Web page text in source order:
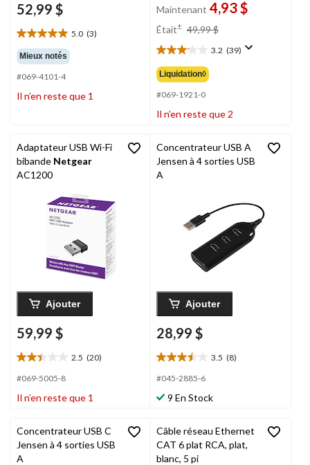
52,99 $
5.0 (3)
5.0
étoile(s)
sur
5.
3
Mieux notés
#069-4101-4
Il n’en reste que 1
Maintenant 4,93 $
Était± 49,99 $
49,99 $
3.2 (39)
3.2
étoile(s)
sur
5.
39
évaluations
Liquidation◊
#069-1921-0
Il n’en reste que 2
Adaptateur USB Wi-Fi
bibande Netgear
AC1200
Ajouter
59,99 $
2.5 (20)
2.5
étoile(s)
5.
évaluations
#069-5005-8
Il n’en reste que 1
Concentrateur USB A
Jensen à 4 sorties USB
A
Ajouter
28,99 $
3.5 (8)
3.5
étoile(s)
5.
évaluations
#045-2885-6
9 En Stock
Concentrateur USB C
Jensen à 4 sorties USB
A
Câble réseau Ethernet
CAT 6 plat RCA, plat,
blanc, 5 pi